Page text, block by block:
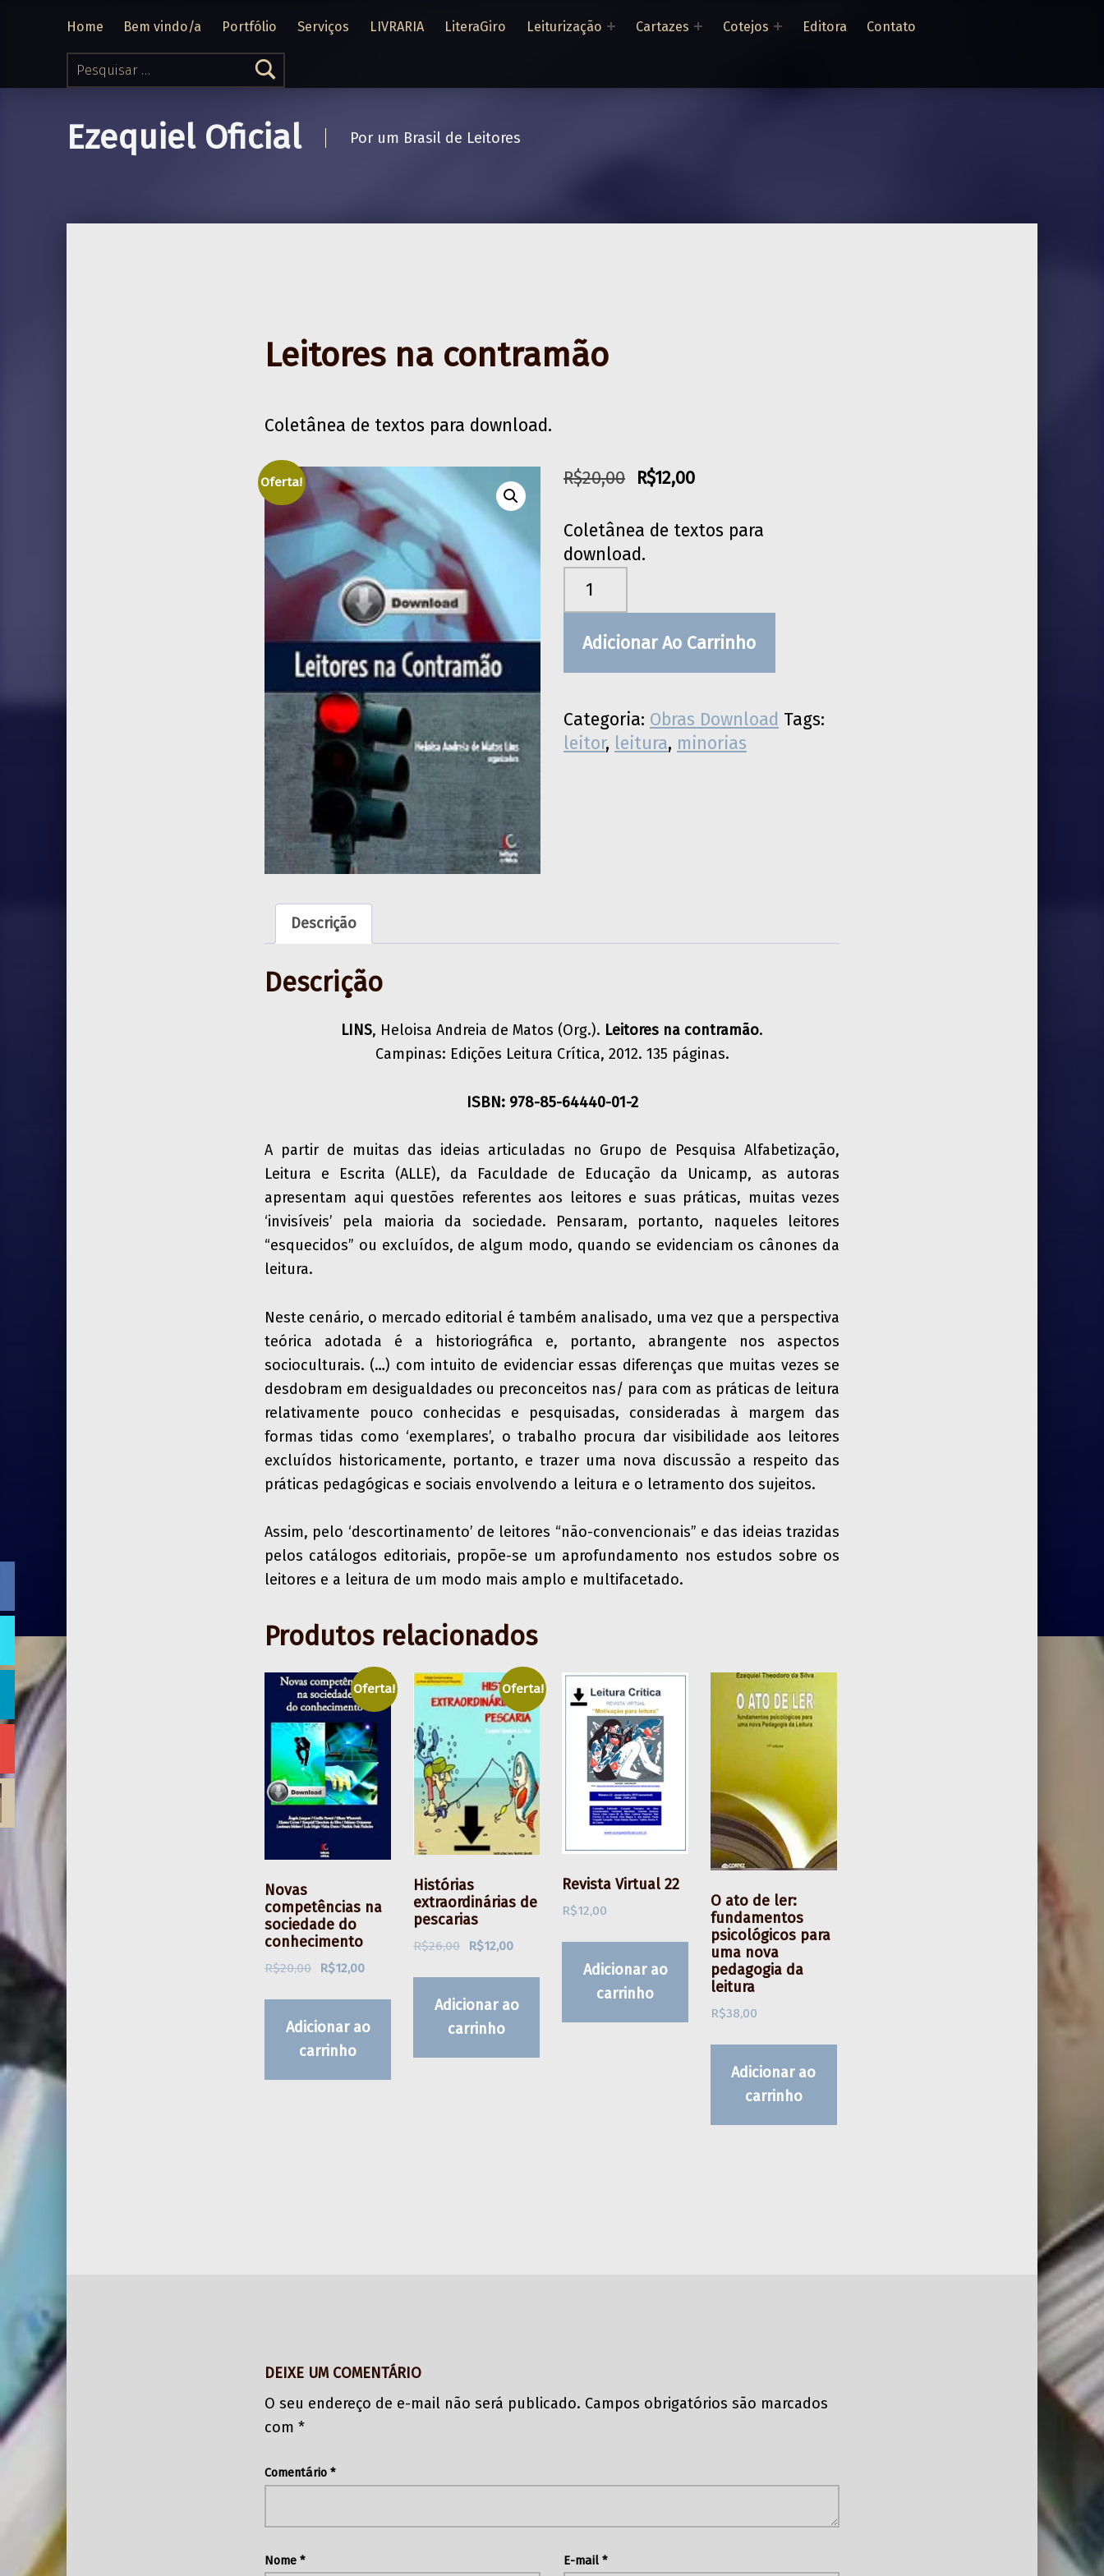
Pesquisar por:
Home Bem vindo/a Portfólio Serviços LIVRARIA LiteraGiro Leiturização Cartazes Cotejos Editora Contato
Ezequiel Oficial Por um Brasil de Leitores
Leitores na contramão
Coletânea de textos para download.
Oferta! R$20,00 O preço original era: R$20,00.
R$12,00
Coletânea de textos para
download.
Leitores na contramão quantidade
Adicionar Ao Carrinho
Categoria: Obras Download Tags:
leitor, leitura, minorias
Descrição
Descrição
LINS, Heloisa Andreia de Matos (Org.). Leitores na contramão.
Campinas: Edições Leitura Crítica, 2012. 135 páginas.
ISBN: 978-85-64440-01-2
A partir de muitas das ideias articuladas no Grupo de Pesquisa Alfabetização,
Leitura e Escrita (ALLE), da Faculdade de Educação da Unicamp, as autoras
apresentam aqui questões referentes aos leitores e suas práticas, muitas vezes
‘invisíveis’ pela maioria da sociedade. Pensaram, portanto, naqueles leitores
“esquecidos” ou excluídos, de algum modo, quando se evidenciam os cânones da
leitura.
Neste cenário, o mercado editorial é também analisado, uma vez que a perspectiva
teórica adotada é a historiográfica e, portanto, abrangente nos aspectos
socioculturais. (…) com intuito de evidenciar essas diferenças que muitas vezes se
desdobram em desigualdades ou preconceitos nas/ para com as práticas de leitura
relativamente pouco conhecidas e pesquisadas, consideradas à margem das
formas tidas como ‘exemplares’, o trabalho procura dar visibilidade aos leitores
excluídos historicamente, portanto, e trazer uma nova discussão a respeito das
práticas pedagógicas e sociais envolvendo a leitura e o letramento dos sujeitos.
Assim, pelo ‘descortinamento’ de leitores “não-convencionais” e das ideias trazidas
pelos catálogos editoriais, propõe-se um aprofundamento nos estudos sobre os
leitores e a leitura de um modo mais amplo e multifacetado.
Produtos relacionados
Oferta!
Novas
competências na
sociedade do
conhecimento
R$20,00 O preço original era: R$20,00.
R$12,00
Adicionar ao
carrinho
Oferta!
Histórias
extraordinárias de
pescarias
R$26,00 O preço original era: R$26,00.
R$12,00 O preço atual é: R$12,00.
Adicionar ao
carrinho
Revista Virtual 22
R$12,00
Adicionar ao
carrinho
O ato de ler:
fundamentos
psicológicos para
uma nova
pedagogia da
leitura
R$38,00
Adicionar ao
carrinho
DEIXE UM COMENTÁRIO
O seu endereço de e-mail não será publicado. Campos obrigatórios são marcados
com *
Comentário *
Nome * E-mail *